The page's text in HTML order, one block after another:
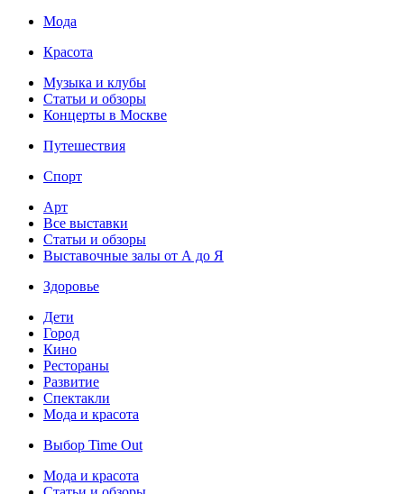
Мода
Красота
Музыка и клубы
Статьи и обзоры
Концерты в Москве
Путешествия
Спорт
Арт
Все выставки
Статьи и обзоры
Выставочные залы от А до Я
Здоровье
Дети
Город
Кино
Рестораны
Развитие
Спектакли
Мода и красота
Выбор Time Out
Мода и красота